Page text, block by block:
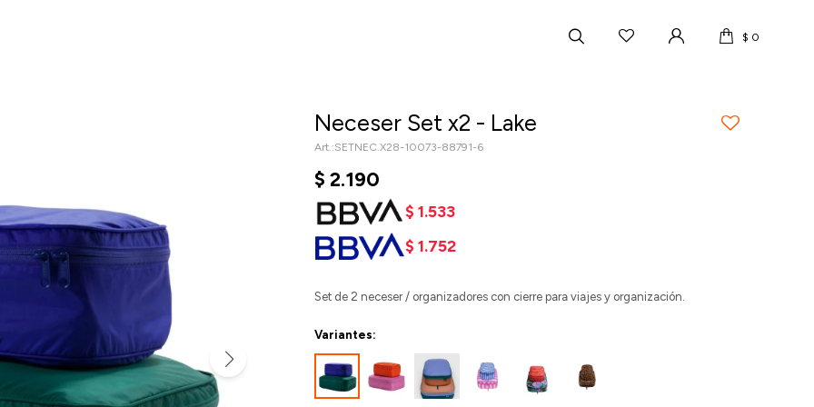
$ 0
Neceser Set x2 - Lake
SETNEC.X28-10073-88791-6
$ 2.190
$ 1.533
$ 1.752
Set de 2 neceser / organizadores con cierre para viajes y organización.
Variantes: